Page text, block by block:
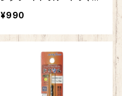
ル 5.0mm 六角軸 陶
ク モルタル インパクト
用途ビット クロスシンニン
グ加工 切れ味抜群 作業
¥990